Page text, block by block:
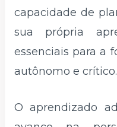
capacidade de
sua própria
essenciais para a
autônomo e crítico.
O aprendizado